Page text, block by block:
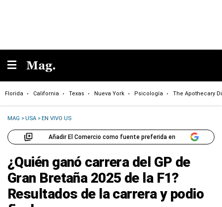
Florida California Texas Nueva York Psicología The Apothecary
MAG >USA >EN VIVO US
Añadir El Comercio como fuente preferida en
¿Quién ganó carrera del GP de
Gran Bretaña 2025 de la F1?
Resultados de la carrera y podio